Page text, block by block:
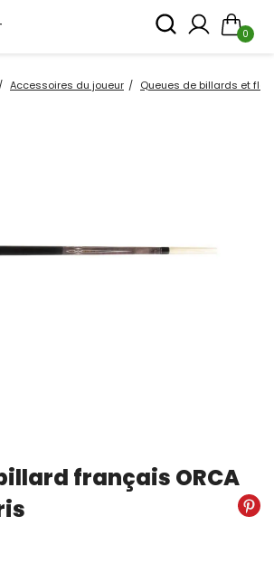
0
Accessoires du joueur Queues de billards et
français ORCA